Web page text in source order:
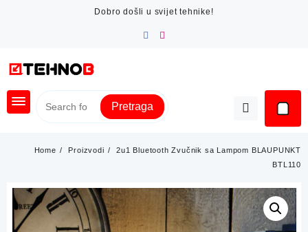
Dobro došli u svijet tehnike!
Pretraga
Home Proizvodi
2u1 Bluetooth Zvučnik sa Lampom BLAUPUNKT
BTL110